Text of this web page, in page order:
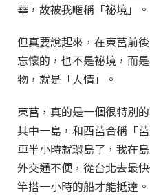
華，故被我暱稱「祕境」。
但真要說起來，在東莒前
忘懷的，也不是祕境，而
物，就是「人情」。
東莒，真的是一個很特別
其中一島，和西莒合稱「
車半小時就環島了，我在
外交通不便，從台北去最
竿搭一小時的船才能抵達。